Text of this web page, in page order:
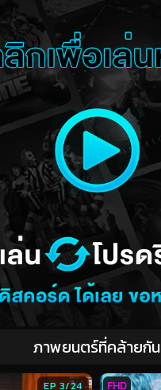
ภาพยนตร์ที่คล้ายกัน
EP 3/24 FHD